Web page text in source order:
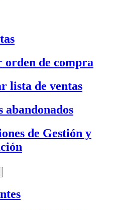
orden de compra
lista de ventas
abandonados
de Gestión y